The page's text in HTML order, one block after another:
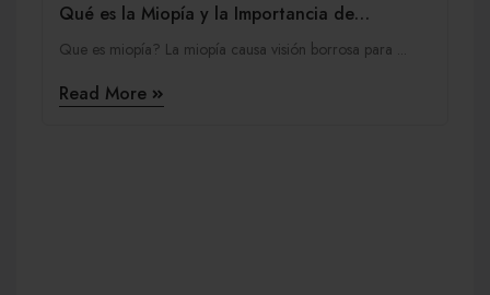
Qué es la Miopía y la Importancia de
Controlarla
Que es miopía? La miopía causa visión borrosa para ...
Read More